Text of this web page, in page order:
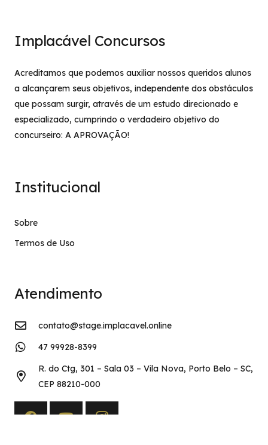
Implacável Concursos
Acreditamos que podemos auxiliar nossos queridos alunos
a alcançarem seus objetivos, independente dos obstáculos
que possam surgir, através de um estudo direcionado e
especializado, cumprindo o verdadeiro objetivo do
concurseiro: A APROVAÇÃO!
Institucional
Sobre
Termos de Uso
Atendimento
contato@stage.implacavel.online
47 99928-8399
R. do Ctg, 301 – Sala 03 – Vila Nova, Porto Belo – SC,
CEP 88210-000